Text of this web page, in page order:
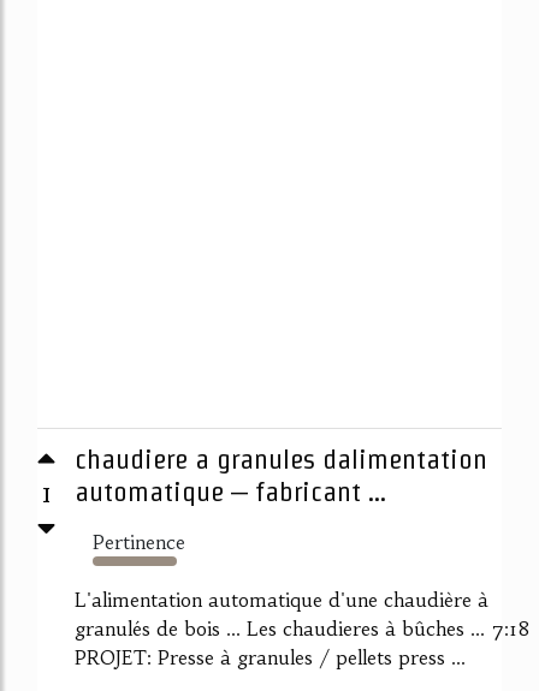
1
chaudiere a granules dalimentation
automatique – fabricant ...
Pertinence
4823%
L'alimentation automatique d'une chaudière à
granulés de bois ... Les chaudieres à bûches ... 7:18
PROJET: Presse à granules / pellets press ...